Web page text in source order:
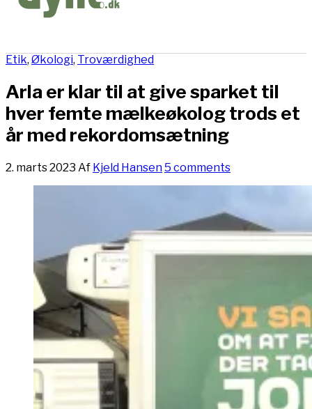
Etik, Økologi, Troværdighed
Arla er klar til at give sparket til
hver femte mælkeøkolog trods et
år med rekordomsætning
2. marts 2023 Af Kjeld Hansen5 comments